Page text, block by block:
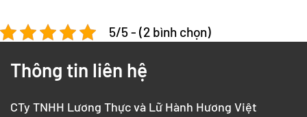
5/5 - (2 bình chọn)
Thông tin liên hệ
CTy TNHH Lương Thực và Lữ Hành Hương Việt